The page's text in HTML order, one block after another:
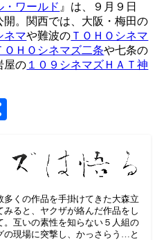
・ワールド 』は、９月９日
開。関西では、大阪・梅田の
ネマや難波の ＴＯＨＯシネマ
ＯＨＯシネマズ二条や七条の
屋の １０９シネマズＨＡＴ神
くの作品を手掛けてきた大森立
ると、ヤクザが絡んだ作品をし
。互いの素性を知らない５人組の
の現場に突撃し、かっさらう…と